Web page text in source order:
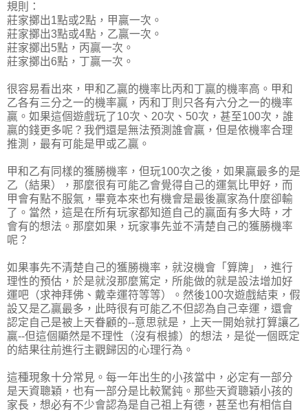
規則：
莊家擲出1點或2點，甲贏一次。
莊家擲出3點或4點，乙贏一次。
莊家擲出5點，丙贏一次。
莊家擲出6點，丁贏一次。
很容易看出來，甲和乙贏的機率比丙和丁贏的機率高。甲和
乙各有三分之一的機率贏，丙和丁則只各有六分之一的機率
贏。如果這個遊戲玩了10次、20次、50次，甚至100次，誰
贏的錢更多呢？我們還是無法預測誰會贏，但是依機率合理
推測，最有可能是甲或乙贏。
甲和乙有同樣的獲勝機率，但玩100次之後，如果贏最多的是
乙（結果），那麼很有可能乙會覺得自己的運氣比甲好，而
甲會有點不服氣，畢竟本來也有機會是最後贏家為什麼卻輸
了。當然，這是在所有玩家都知道自己的贏面有多大時，才
會有的想法。那麼如果，玩家事先並不清楚自己的獲勝機率
呢？
如果事先不清楚自己的獲勝機率，就沒機會「算牌」，進行
理性的預估，於是就沒那麼篤定，所能做的就是設法增加好
運吧（求神拜佛、戴幸運符等等）。然後100次遊戲結束，假
設又是乙贏最多，此時很有可能乙不但認為自己幸運，還會
認定自己是被上天眷顧的--意思就是，上天一開始就打算讓乙
贏--但這個顯然是不理性（沒有根據）的想法，是從一個既定
的結果往前進行主觀歸因的心理行為。
這種現象十分常見。每一年出生的小孩當中，必定有一部分
是天資聰穎，也有一部分是比較駑鈍。那些天資聰穎小孩的
家長，想必有不少會認為是自己祖上有德，甚至也有相信自